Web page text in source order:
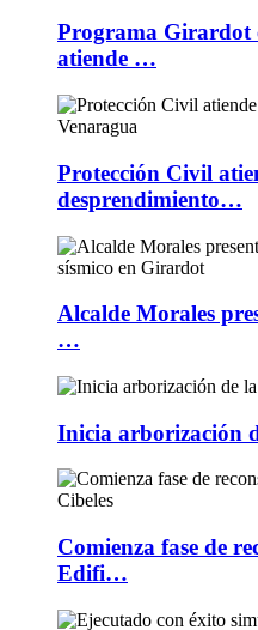
Programa Girardot
atiende …
Protección Civil
desprendimiento…
Alcalde Morales
…
Inicia arborización
Comienza fase de
Edifi…